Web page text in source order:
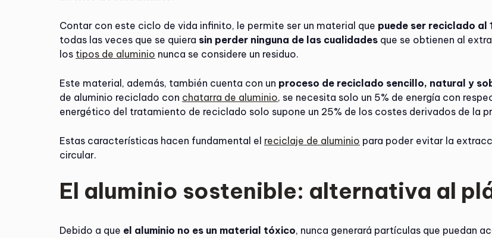
Contar con este ciclo de vida infinito, le permite ser un material que puede ser reciclado al
todas las veces que se quiera sin perder ninguna de las cualidades que se obtienen al
los tipos de aluminio nunca se considere un residuo.
Este material, además, también cuenta con un proceso de reciclado sencillo, natural y
de aluminio reciclado con chatarra de aluminio, se necesita solo un 5% de energía con
energético del tratamiento de reciclado solo supone un 25% de los costes derivados de la
Estas características hacen fundamental el reciclaje de aluminio para poder evitar la
circular.
El aluminio sostenible: alternativa al
Debido a que el aluminio no es un material tóxico, nunca generará partículas que puedan